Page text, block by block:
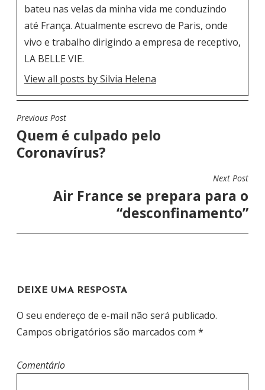
bateu nas velas da minha vida me conduzindo
até França. Atualmente escrevo de Paris, onde
vivo e trabalho dirigindo a empresa de receptivo,
LA BELLE VIE.
View all posts by Silvia Helena
N
A
V
E
P
O
T
Previous Post
Quem é culpado pelo
Coronavírus?
Next Post
Air France se prepara para o
“desconfinamento”
DEIXE UMA RESPOSTA
O seu endereço de e-mail não será publicado.
Campos obrigatórios são marcados com *
Comentário